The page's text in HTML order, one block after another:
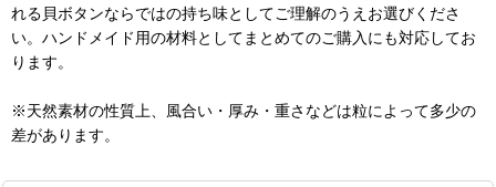
れる貝ボタンならではの持ち味としてご理解のうえお選びくださ
い。ハンドメイド用の材料としてまとめてのご購入にも対応してお
ります。
※天然素材の性質上、風合い・厚み・重さなどは粒によって多少の
差があります。